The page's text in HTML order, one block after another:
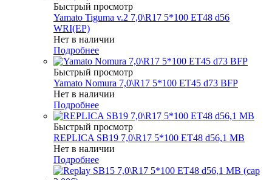
Быстрый просмотр
Yamato Tiguma v.2 7,0\R17 5*100 ET48 d56
WRI(EP)
Нет в наличии
Подробнее
Быстрый просмотр
Yamato Nomura 7,0\R17 5*100 ET45 d73 BFP
Нет в наличии
Подробнее
Быстрый просмотр
REPLICA SB19 7,0\R17 5*100 ET48 d56,1 MB
Нет в наличии
Подробнее